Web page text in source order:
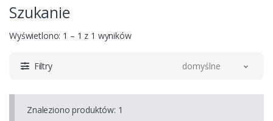
Szukanie
Wyświetlono: 1 – 1 z 1 wyników
Filtry domyślne
Znaleziono produktów: 1